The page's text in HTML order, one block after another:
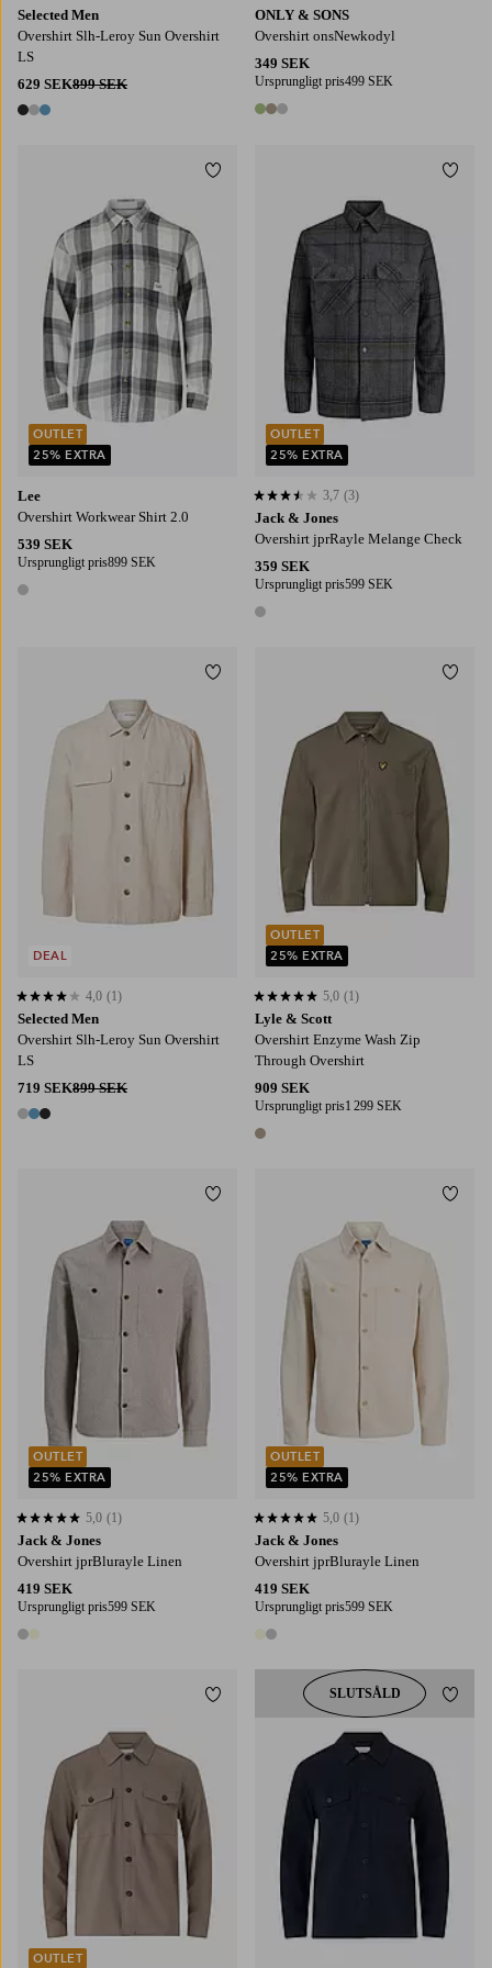
Selected Men
Overshirt Slh-Leroy Sun Overshirt
LS
629 SEK899 SEK
3 färger
ONLY & SONS
Overshirt onsNewkodyl
349 SEK
Ursprungligt pris499 SEK
3 färger
Lee
Overshirt Workwear Shirt 2.0
539 SEK
Ursprungligt pris899 SEK
1 färg
OUTLET
25% EXTRA
Lägg till i favoriter
Jack & Jones
Overshirt jprRayle Melange Check
359 SEK
Ursprungligt pris599 SEK
1 färg
3,7 baserat på 3 st betyg
3,7 (3)
OUTLET
25% EXTRA
Selected Men
Overshirt Slh-Leroy Sun Overshirt
LS
719 SEK899 SEK
3 färger
4,0 baserat på 1 st betyg
4,0 (1)
DEAL
Lägg till i favoriter
2XL
Lyle & Scott
Overshirt Enzyme Wash Zip
Through Overshirt
909 SEK
Ursprungligt pris1 299 SEK
1 färg
5,0 baserat på 1 st betyg
5,0 (1)
OUTLET
25% EXTRA
Jack & Jones
Overshirt jprBlurayle Linen
419 SEK
Ursprungligt pris599 SEK
2 färger
5,0 baserat på 1 st betyg
5,0 (1)
OUTLET
25% EXTRA
Lägg till i favoriter
Jack & Jones
Overshirt jprBlurayle Linen
419 SEK
Ursprungligt pris599 SEK
2 färger
5,0 baserat på 1 st betyg
5,0 (1)
OUTLET
25% EXTRA
OUTLET
Lägg till i favoriterSLUTSÅLD